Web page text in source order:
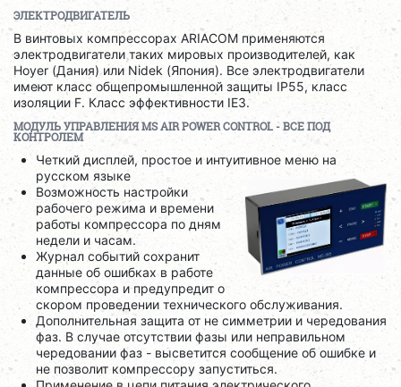
ЭЛЕКТРОДВИГАТЕЛЬ
В винтовых компрессорах ARIACOM применяются
электродвигатели таких мировых производителей, как
Hoyer (Дания) или Nidek (Япония). Все электродвигатели
имеют класс общепромышленной защиты IP55, класс
изоляции F. Класс эффективности IE3.
МОДУЛЬ УПРАВЛЕНИЯMSAIRPOWERCONTROL - ВСЕ ПОД
КОНТРОЛЕМ
Четкий дисплей, простое и интуитивное меню на
русском языке
Возможность настройки
рабочего режима и времени
работы компрессора по дням
недели и часам.
Журнал событий сохранит
данные об ошибках в работе
компрессора и предупредит о
скором проведении технического обслуживания.
Дополнительная защита от не симметрии и чередования
фаз. В случае отсутствии фазы или неправильном
чередовании фаз - высветится сообщение об ошибке и
не позволит компрессору запуститься.